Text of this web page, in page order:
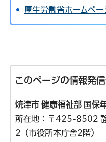
厚生労働省ホームペー
このページの情報発
焼津市 健康福祉部 国
所在地：〒425-8502
2（市役所本庁舎2階）